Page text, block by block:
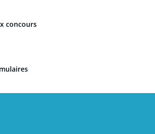
concours